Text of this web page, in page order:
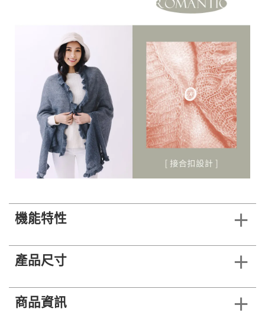
機能特性
產品尺寸
商品資訊